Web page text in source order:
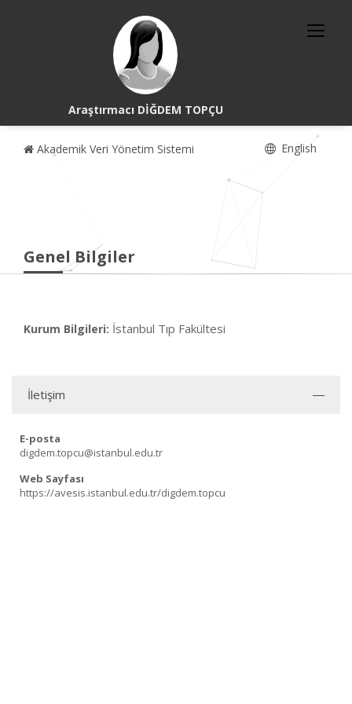
Araştırmacı DİĞDEM TOPÇU
Akademik Veri Yönetim Sistemi English
Genel Bilgiler
Kurum Bilgileri: İstanbul Tıp Fakültesi
İletişim
E-posta
digdem.topcu@istanbul.edu.tr
Web Sayfası
https://avesis.istanbul.edu.tr/digdem.topcu